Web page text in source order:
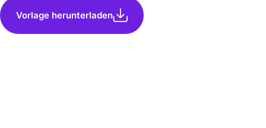
Vorlage herunterladen